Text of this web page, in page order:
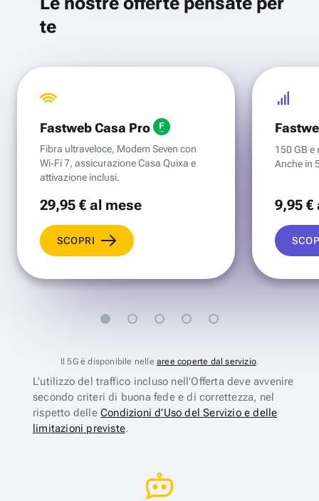
te
Fastweb Casa Pro
Fibra ultraveloce, Modem Seven con
Wi‑Fi 7, assicurazione Casa Quixa e
attivazione inclusi.
29,95 €al mese
SCOPRI
150 GB e
Anche in
9,95 €
Il 5G è disponibile nelle aree coperte dal servizio.
L’utilizzo del traffico incluso nell’Offerta deve avvenire
secondo criteri di buona fede e di correttezza, nel
rispetto delle Condizioni d’Uso del Servizio e delle
limitazioni previste.